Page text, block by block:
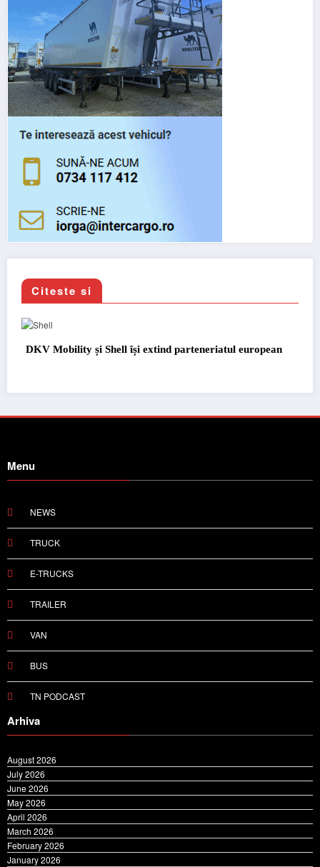
Citeste si
DKV Mobility și Shell își extind parteneriatul european
Menu
NEWS
TRUCK
E-TRUCKS
TRAILER
VAN
BUS
TN PODCAST
Arhiva
August 2026
July 2026
June 2026
May 2026
April 2026
March 2026
February 2026
January 2026